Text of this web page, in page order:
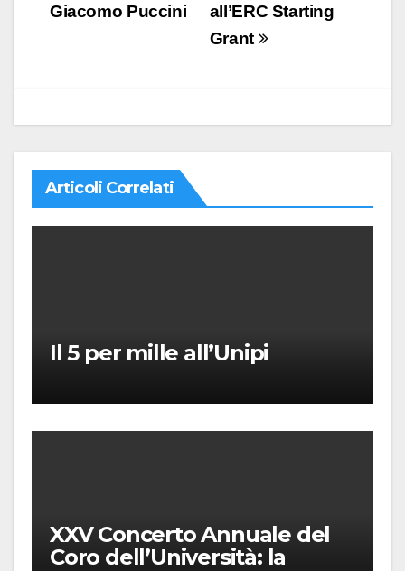
all’ERC Starting
Grant
Giacomo Puccini
Articoli Correlati
Il 5 per mille all’Unipi
XXV Concerto Annuale del
Coro dell’Università: la